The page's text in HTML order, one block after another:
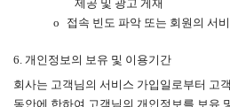
제공 및 광고 게재
o
접속 빈도 파악 또는 회원의 서
6. 개인정보의 보유 및 이용기간
회사는 고객님의 서비스 가입일로부터 고
동안에 한하여 고객님의 개인정보를 보유